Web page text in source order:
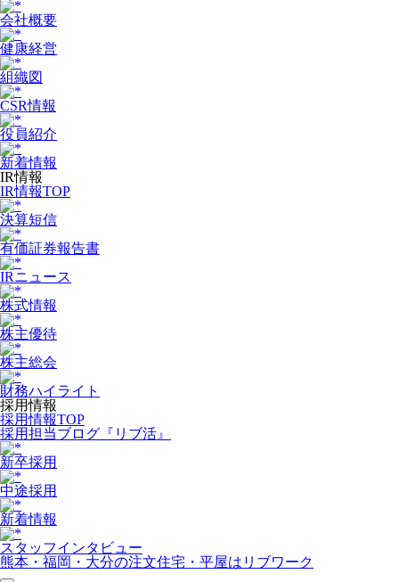
会社概要
健康経営
組織図
CSR情報
役員紹介
新着情報
IR情報
IR情報TOP
決算短信
有価証券報告書
IRニュース
株式情報
株主優待
株主総会
財務ハイライト
採用情報
採用情報TOP
採用担当ブログ『リブ活』
新卒採用
中途採用
新着情報
スタッフインタビュー
熊本・福岡・大分の注文住宅・平屋はリブワーク